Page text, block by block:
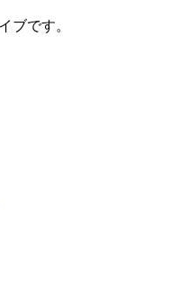
ブです。